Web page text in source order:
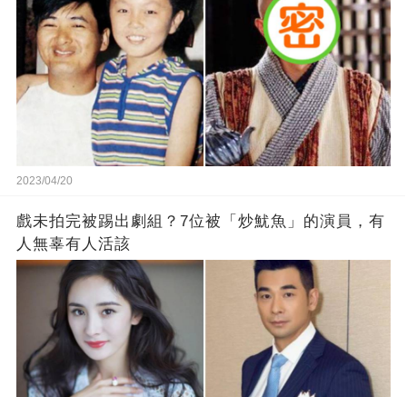
2023/04/20
戲未拍完被踢出劇組？7位被「炒魷魚」的演員，有
人無辜有人活該